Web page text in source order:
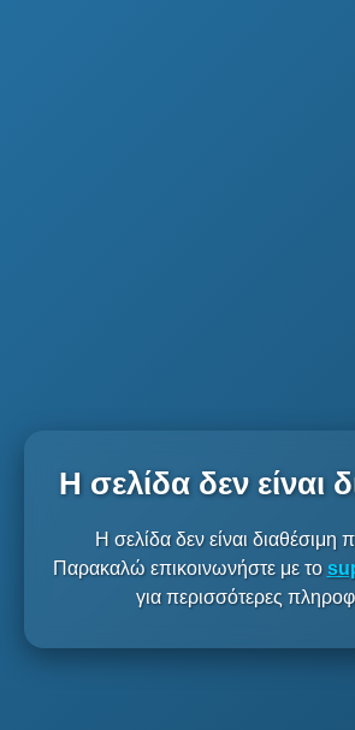
Η σελίδα δεν είναι
Η σελίδα δεν είναι διαθέσιμη
Παρακαλώ επικοινωνήστε με το
για περισσότερες